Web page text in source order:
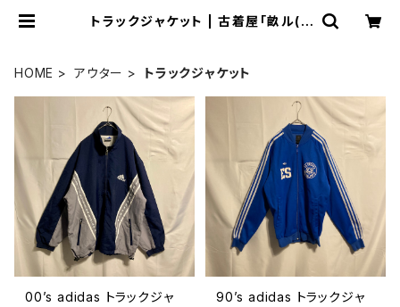
トラックジャケット | 古着屋「畝ル(u
HOME アウター トラックジャケット
00’s adidas トラックジャ
90’s adidas トラックジャ